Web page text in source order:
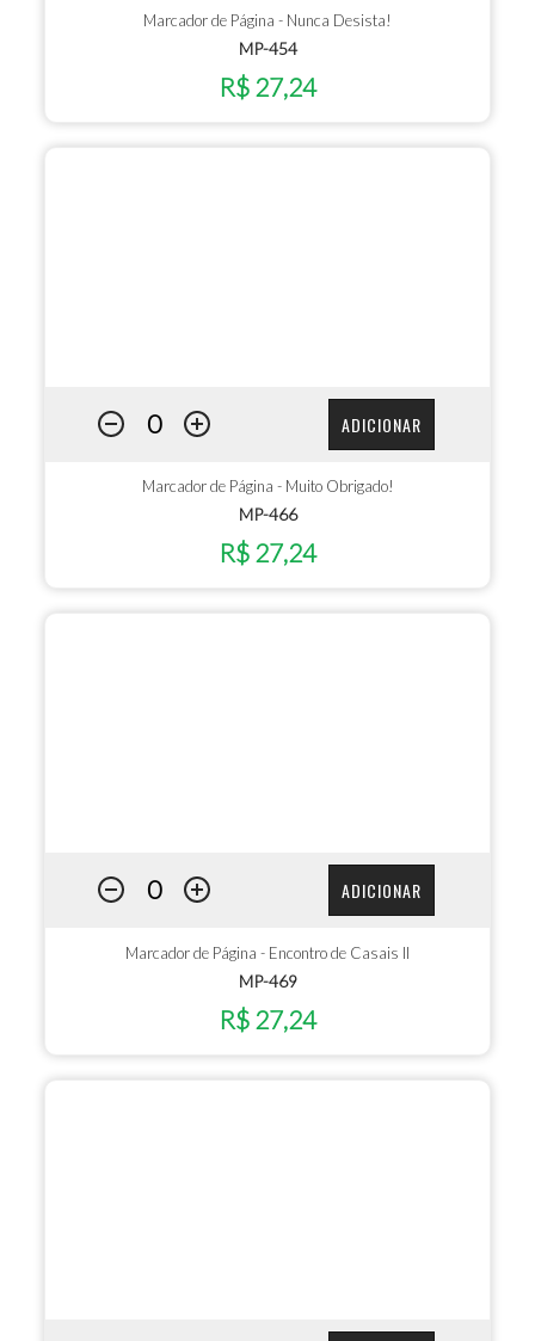
Marcador de Página - Nunca Desista!
MP-454
R$ 27,24
ADICIONAR
Marcador de Página - Muito Obrigado!
MP-466
R$ 27,24
ADICIONAR
Marcador de Página - Encontro de Casais II
MP-469
R$ 27,24